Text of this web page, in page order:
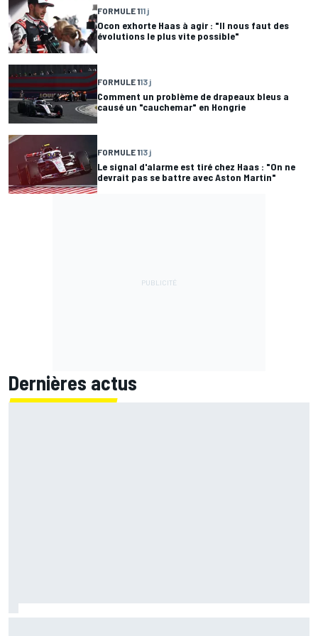
FORMULE 111 j
Ocon exhorte Haas à agir : "Il nous faut des
évolutions le plus vite possible"
FORMULE 113 j
Comment un problème de drapeaux bleus a
causé un "cauchemar" en Hongrie
FORMULE 113 j
Le signal d'alarme est tiré chez Haas : "On ne
devrait pas se battre avec Aston Martin"
Dernières actus